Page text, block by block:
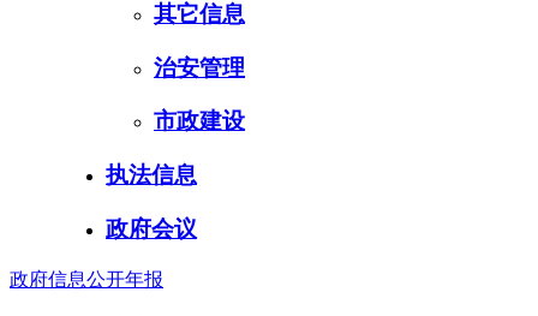
其它信息
治安管理
市政建设
执法信息
政府会议
政府信息公开年报